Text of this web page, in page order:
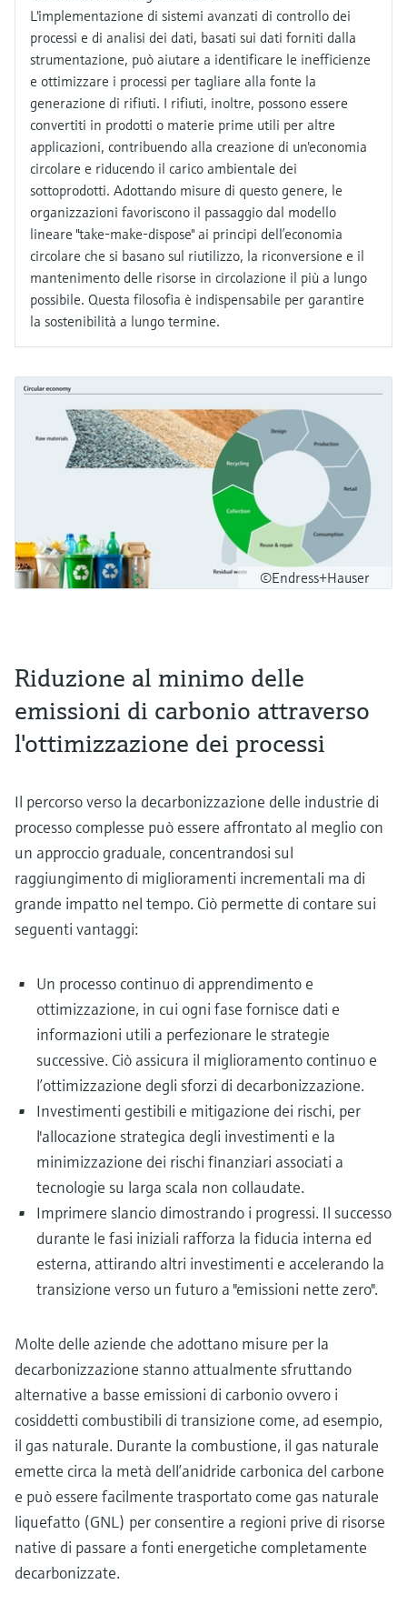
L'implementazione di sistemi avanzati di controllo dei
processi e di analisi dei dati, basati sui dati forniti dalla
strumentazione, può aiutare a identificare le inefficienze
e ottimizzare i processi per tagliare alla fonte la
generazione di rifiuti. I rifiuti, inoltre, possono essere
convertiti in prodotti o materie prime utili per altre
applicazioni, contribuendo alla creazione di un'economia
circolare e riducendo il carico ambientale dei
sottoprodotti. Adottando misure di questo genere, le
organizzazioni favoriscono il passaggio dal modello
lineare "take-make-dispose" ai principi dell’economia
circolare che si basano sul riutilizzo, la riconversione e il
mantenimento delle risorse in circolazione il più a lungo
possibile. Questa filosofia è indispensabile per garantire
la sostenibilità a lungo termine.
©Endress+Hauser
Riduzione al minimo delle
emissioni di carbonio attraverso
l'ottimizzazione dei processi
Il percorso verso la decarbonizzazione delle industrie di
processo complesse può essere affrontato al meglio con
un approccio graduale, concentrandosi sul
raggiungimento di miglioramenti incrementali ma di
grande impatto nel tempo. Ciò permette di contare sui
seguenti vantaggi:
Un processo continuo di apprendimento e
ottimizzazione, in cui ogni fase fornisce dati e
informazioni utili a perfezionare le strategie
successive. Ciò assicura il miglioramento continuo e
l’ottimizzazione degli sforzi di decarbonizzazione.
Investimenti gestibili e mitigazione dei rischi, per
l'allocazione strategica degli investimenti e la
minimizzazione dei rischi finanziari associati a
tecnologie su larga scala non collaudate.
Imprimere slancio dimostrando i progressi. Il successo
durante le fasi iniziali rafforza la fiducia interna ed
esterna, attirando altri investimenti e accelerando la
transizione verso un futuro a "emissioni nette zero".
Molte delle aziende che adottano misure per la
decarbonizzazione stanno attualmente sfruttando
alternative a basse emissioni di carbonio ovvero i
cosiddetti combustibili di transizione come, ad esempio,
il gas naturale. Durante la combustione, il gas naturale
emette circa la metà dell’anidride carbonica del carbone
e può essere facilmente trasportato come gas naturale
liquefatto (GNL) per consentire a regioni prive di risorse
native di passare a fonti energetiche completamente
decarbonizzate.